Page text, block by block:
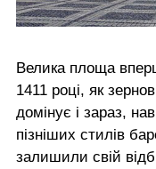
Велика площа
1411 році, як
домінує і зараз,
пізніших стилів
залишили свій